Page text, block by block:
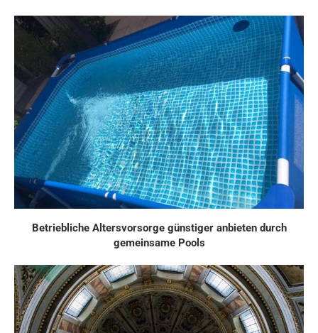
Betriebliche Altersvorsorge günstiger anbieten durch
gemeinsame Pools